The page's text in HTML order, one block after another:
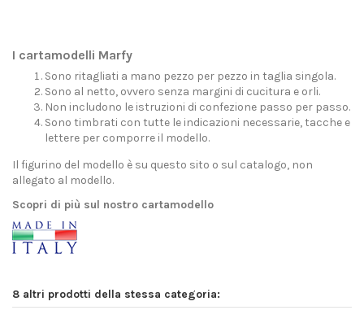
I cartamodelli Marfy
Sono ritagliati a mano pezzo per pezzo in taglia singola.
Sono al netto, ovvero senza margini di cucitura e orli.
Non includono le istruzioni di confezione passo per passo.
Sono timbrati con tutte le indicazioni necessarie, tacche e
lettere per comporre il modello.
Il figurino del modello è su questo sito o sul catalogo, non
allegato al modello.
Scopri di più sul nostro cartamodello
8 altri prodotti della stessa categoria: